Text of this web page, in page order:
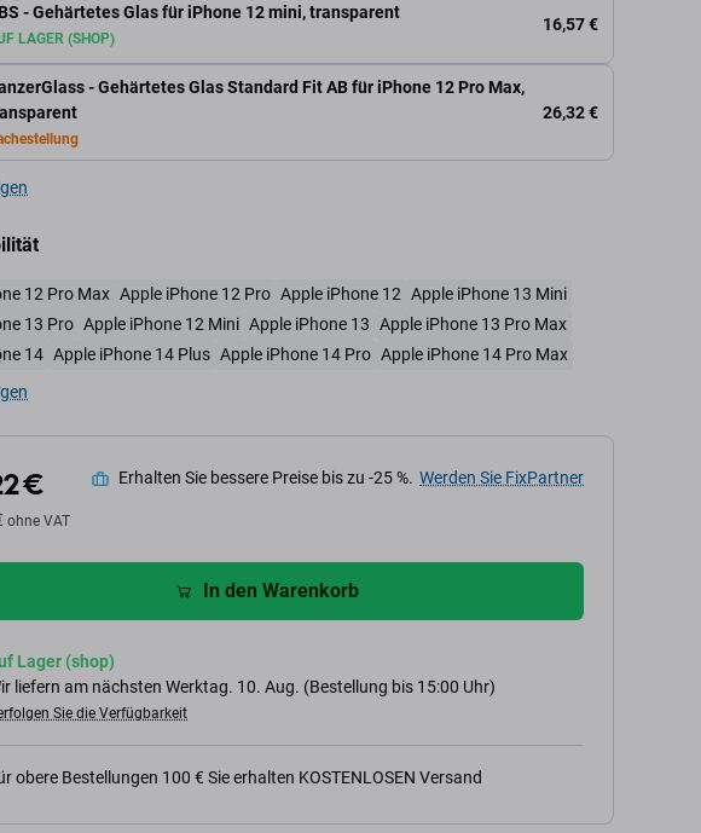
- Gehärtetes Glas für iPhone 12 mini, transparent
LAGER (SHOP)
16,57 €
- Gehärtetes Glas Standard Fit AB für iPhone 12 Pro Max,
26,32 €
12 Pro Max Apple iPhone 12 Pro Apple iPhone 12 Apple iPhone 13 Mini
13 Pro Apple iPhone 12 Mini Apple iPhone 13 Apple iPhone 13 Pro Max
14 Apple iPhone 14 Plus Apple iPhone 14 Pro Apple iPhone 14 Pro Max
€
ohne VAT
Erhalten Sie bessere Preise bis zu -25 %. Werden Sie FixPartner
In den Warenkorb
Lager (shop)
liefern am nächsten Werktag. 10. Aug. (Bestellung bis 15:00 Uhr)
Sie die Verfügbarkeit
obere Bestellungen 100 € Sie erhalten KOSTENLOSEN Versand